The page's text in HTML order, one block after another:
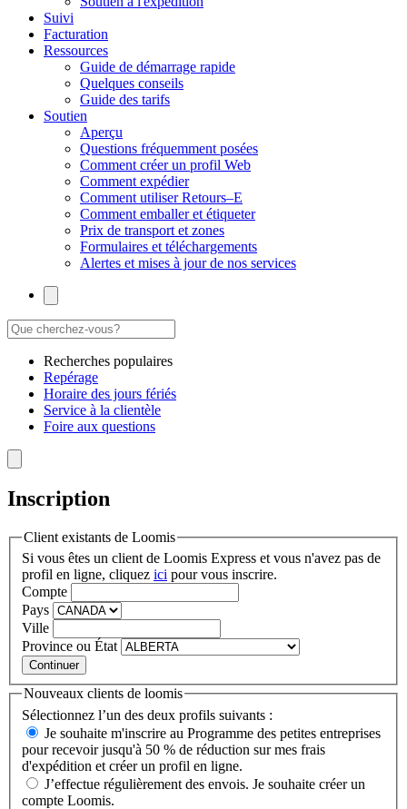
Suivi
Facturation
Ressources
Guide de démarrage rapide
Quelques conseils
Guide des tarifs
Soutien
Aperçu
Questions fréquemment posées
Comment créer un profil Web
Comment expédier
Comment utiliser Retours–E
Comment emballer et étiqueter
Prix de transport et zones
Formulaires et téléchargements
Alertes et mises à jour de nos services
Recherches populaires
Repérage
Horaire des jours fériés
Service à la clientèle
Foire aux questions
Inscription
Client existants de Loomis
Si vous êtes un client de Loomis Express et vous n'avez pas de
profil en ligne, cliquez ici pour vous inscrire.
Compte
Pays
Ville
Province ou État
Continuer
Nouveaux clients de loomis
Sélectionnez l’un des deux profils suivants :
Je souhaite m'inscrire au Programme des petites entreprises
pour recevoir jusqu'à 50 % de réduction sur mes frais
d'expédition et créer un profil en ligne.
J’effectue régulièrement des envois. Je souhaite créer un
compte Loomis.